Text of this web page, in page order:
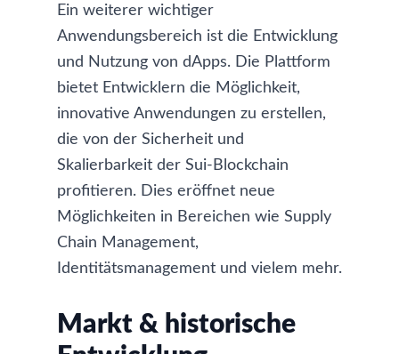
Ein weiterer wichtiger
Anwendungsbereich ist die Entwicklung
und Nutzung von dApps. Die Plattform
bietet Entwicklern die Möglichkeit,
innovative Anwendungen zu erstellen,
die von der Sicherheit und
Skalierbarkeit der Sui-Blockchain
profitieren. Dies eröffnet neue
Möglichkeiten in Bereichen wie Supply
Chain Management,
Identitätsmanagement und vielem mehr.
Markt & historische